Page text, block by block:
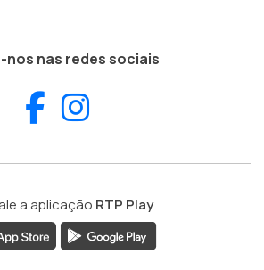
nos nas redes sociais
Facebook
a aplicação RTP Play